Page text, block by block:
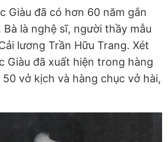
Giàu đã có hơn 60 năm gắn
là nghệ sĩ, người thầy mẫu
lương Trần Hữu Trang. Xét
Giàu đã xuất hiện trong hàng
vở kịch và hàng chục vở hài,